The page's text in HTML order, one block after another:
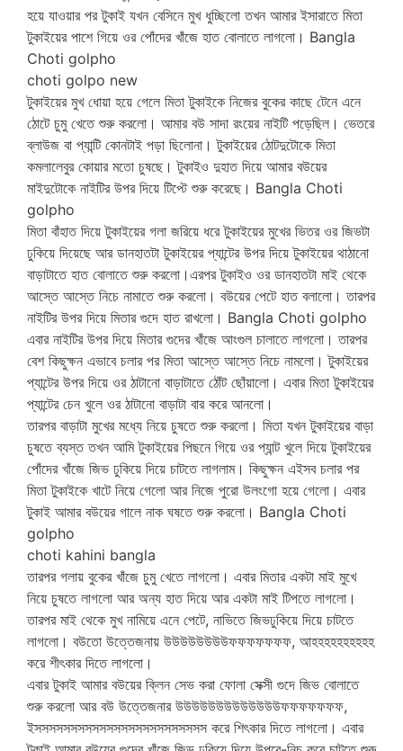
হয়ে যাওয়ার পর টুকাই যখন বেসিনে মুখ ধুচ্ছিলো তখন আমার ইসারাতে মিতা
টুকাইয়ের পাশে গিয়ে ওর পোঁদের খাঁজে হাত বোলাতে লাগলো। Bangla
Choti golpho
choti golpo new
টুকাইয়ের মুখ ধোয়া হয়ে গেলে মিতা টুকাইকে নিজের বুকের কাছে টেনে এনে
ঠোটে চুমু খেতে শুরু করলো। আমার বউ সাদা রংয়ের নাইটি পড়েছিল। ভেতরে
ব্লাউজ বা প্যান্টি কোনটাই পড়া ছিলোনা। টুকাইয়ের ঠোটদুটোকে মিতা
কমলালেবুর কোয়ার মতো চুষছে। টুকাইও দুহাত দিয়ে আমার বউয়ের
মাইদুটোকে নাইটির উপর দিয়ে টিপ্টে শুরু করেছে। Bangla Choti
golpho
মিতা বাঁহাত দিয়ে টুকাইয়ের গলা জরিয়ে ধরে টুকাইয়ের মুখের ভিতর ওর জিভটা
ঢুকিয়ে দিয়েছে আর ডানহাতটা টুকাইয়ের প্যান্টের উপর দিয়ে টুকাইয়ের থাঠানো
বাড়াটাতে হাত বোলাতে শুরু করলো।এরপর টুকাইও ওর ডানহাতটা মাই থেকে
আস্তে আস্তে নিচে নামাতে শুরু করলো। বউয়ের পেটে হাত বলালো। তারপর
নাইটির উপর দিয়ে মিতার গুদে হাত রাখলো। Bangla Choti golpho
এবার নাইটির উপর দিয়ে মিতার গুদের খাঁজে আংগুল চালাতে লাগলো। তারপর
বেশ কিছুক্ষন এভাবে চলার পর মিতা আস্তে আস্তে নিচে নামলো। টুকাইয়ের
প্যান্টের উপর দিয়ে ওর ঠাটানো বাড়াটাতে ঠোঁট ছোঁয়ালো। এবার মিতা টুকাইয়ের
প্যান্টের চেন খুলে ওর ঠাটানো বাড়াটা বার করে আনলো।
তারপর বাড়াটা মুখের মধ্যে নিয়ে চুষতে শুরু করলো। মিতা যখন টুকাইয়ের বাড়া
চুষতে ব্যস্ত তখন আমি টুকাইয়ের পিছনে গিয়ে ওর প্যান্ট খুলে দিয়ে টুকাইয়ের
পোঁদের খাঁজে জিভ ঢুকিয়ে দিয়ে চাটতে লাগলাম। কিছুক্ষন এইসব চলার পর
মিতা টুকাইকে খাটে নিয়ে গেলো আর নিজে পুরো উলংগো হয়ে গেলো। এবার
টুকাই আমার বউয়ের গালে নাক ঘষতে শুরু করলো। Bangla Choti
golpho
choti kahini bangla
তারপর গলায় বুকের খাঁজে চুমু খেতে লাগলো। এবার মিতার একটা মাই মুখে
নিয়ে চুষতে লাগলো আর অন্য হাত দিয়ে আর একটা মাই টিপতে লাগলো।
তারপর মাই থেকে মুখ নামিয়ে এনে পেটে, নাভিতে জিভঢুকিয়ে দিয়ে চাটতে
লাগলো। বউতো উত্তেজনায় উউউউউউউউফফফফফফফ, আহহহহহহহহহহ
করে শীৎকার দিতে লাগলো।
এবার টুকাই আমার বউয়ের ক্লিন সেভ করা ফোলা সেক্সী গুদে জিভ বোলাতে
শুরু করলো আর বউ উত্তেজনার উউউউউউউউউউউউউফফফফফফফ,
ইসসসসসসসসসসসসসসসসসসসসসসসস করে শিৎকার দিতে লাগলো। এবার